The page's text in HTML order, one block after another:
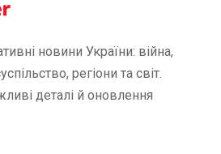
новини України: війна,
регіони та світ.
деталі й оновлення